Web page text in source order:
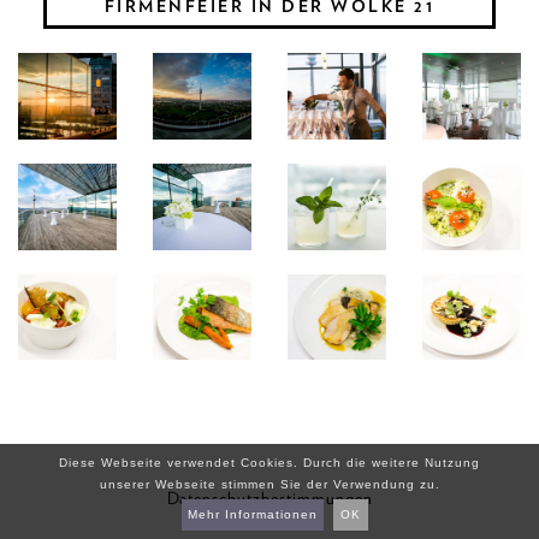
Diese Webseite verwendet Cookies. Durch die weitere Nutzung
unserer Webseite stimmen Sie der Verwendung zu.
Mehr Informationen OK
FIRMENFEIER IN DER WOLKE 21
Datenschutzbestimmungen